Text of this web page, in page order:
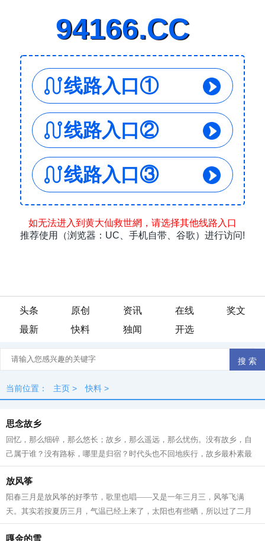
头条 原创 资讯 在线
奖文
最新
快料 独闻 开选
当前位置： 主页 > 快料 >
思念故乡
回忆，那么细碎，那么悠长；故乡，那么遥远，那么忧伤。没有故乡，自
己属于谁？没有路标，哪里是归宿？时代头也不回地疾行，故乡最朴素最
亲切的气息，一幕幕的景象在眼前滑过...
放风筝
阳春三月是放风筝的好季节，歌里也唱——又是一年三月三，风筝飞满
天。其实若按夏历三月，气温已经上来了，太阳也有些晒，所以过了二月
二龙抬头，就是外出踏青、纸鸢纷飞的好...
嘎金的雪